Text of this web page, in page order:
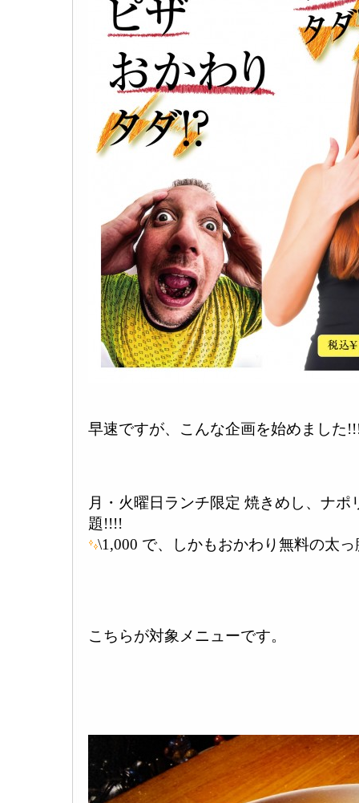
早速ですが、こんな企画を始めました
月・火曜日ランチ限定 焼きめし、ナ
題!!!!
\1,000 で、しかもおかわり無料の太
こちらが対象メニューです。